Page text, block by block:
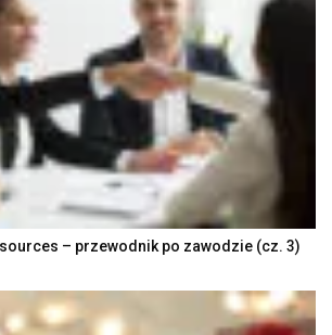
– przewodnik po zawodzie (cz. 3)